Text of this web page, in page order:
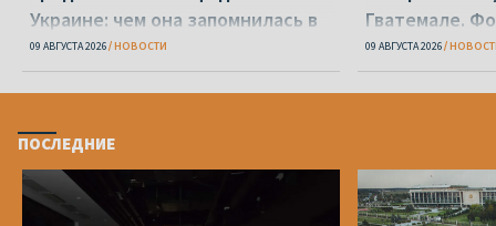
Украине: чем она запомнилась в
ОПК
09 АВГУСТА 2026 НОВОСТИ
Гватемале.
09 АВГУСТА 2026
ПОСЛЕДНИЕ